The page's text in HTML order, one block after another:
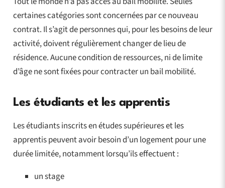
certaines catégories sont concernées par ce nouveau
contrat. Il s’agit de personnes qui, pour les besoins de leur
activité, doivent régulièrement changer de lieu de
résidence. Aucune condition de ressources, ni de limite
d’âge ne sont fixées pour contracter un bail mobilité.
Les étudiants et les apprentis
Les étudiants inscrits en études supérieures et les
apprentis peuvent avoir besoin d’un logement pour une
durée limitée, notamment lorsqu’ils effectuent :
un stage